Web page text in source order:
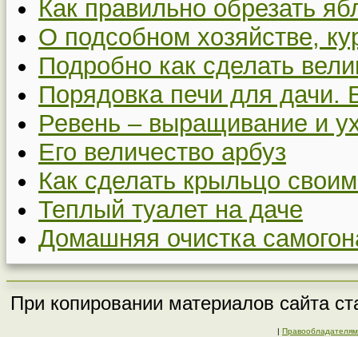
Как правильно обрезать
О подсобном хозяйстве,
Подробно как сделать
Порядовка печи для дачи.
Ревень – выращивание и
Его величество арбуз
Как сделать крыльцо
Теплый туалет на даче
Домашняя очистка
При копировании материалов сайта
Правообладателям